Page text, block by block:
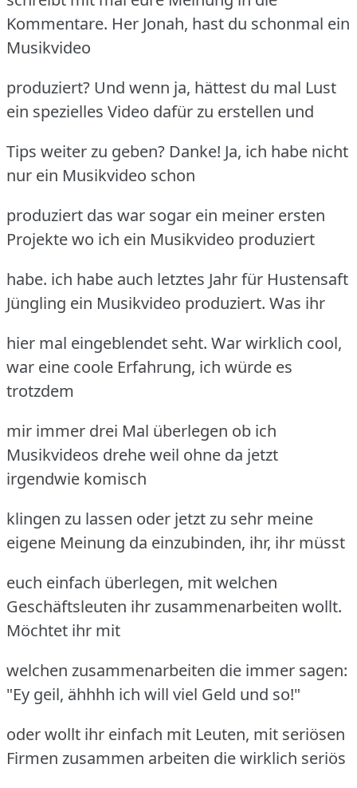
Kommentare. Her Jonah, hast du schonmal ein
Musikvideo
produziert? Und wenn ja, hättest du mal Lust
ein spezielles Video dafür zu erstellen und
Tips weiter zu geben? Danke! Ja, ich habe nicht
nur ein Musikvideo schon
produziert das war sogar ein meiner ersten
Projekte wo ich ein Musikvideo produziert
habe. ich habe auch letztes Jahr für Hustensaft
Jüngling ein Musikvideo produziert. Was ihr
hier mal eingeblendet seht. War wirklich cool,
war eine coole Erfahrung, ich würde es
trotzdem
mir immer drei Mal überlegen ob ich
Musikvideos drehe weil ohne da jetzt
irgendwie komisch
klingen zu lassen oder jetzt zu sehr meine
eigene Meinung da einzubinden, ihr, ihr müsst
euch einfach überlegen, mit welchen
Geschäftsleuten ihr zusammenarbeiten wollt.
Möchtet ihr mit
welchen zusammenarbeiten die immer sagen:
"Ey geil, ähhhh ich will viel Geld und so!"
oder wollt ihr einfach mit Leuten, mit seriösen
Firmen zusammen arbeiten die wirklich seriös